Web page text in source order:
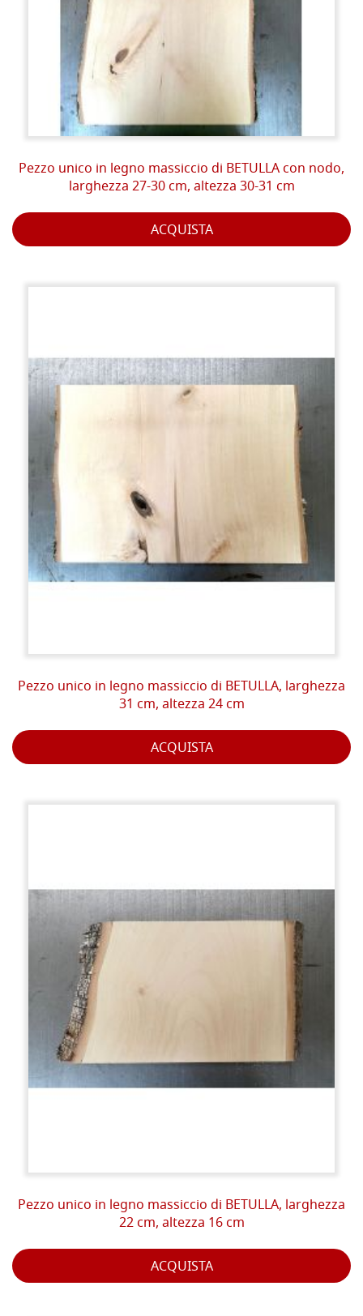
Pezzo unico in legno massiccio di BETULLA con nodo,
larghezza 27-30 cm, altezza 30-31 cm
ACQUISTA
Pezzo unico in legno massiccio di BETULLA, larghezza
31 cm, altezza 24 cm
ACQUISTA
Pezzo unico in legno massiccio di BETULLA, larghezza
22 cm, altezza 16 cm
ACQUISTA